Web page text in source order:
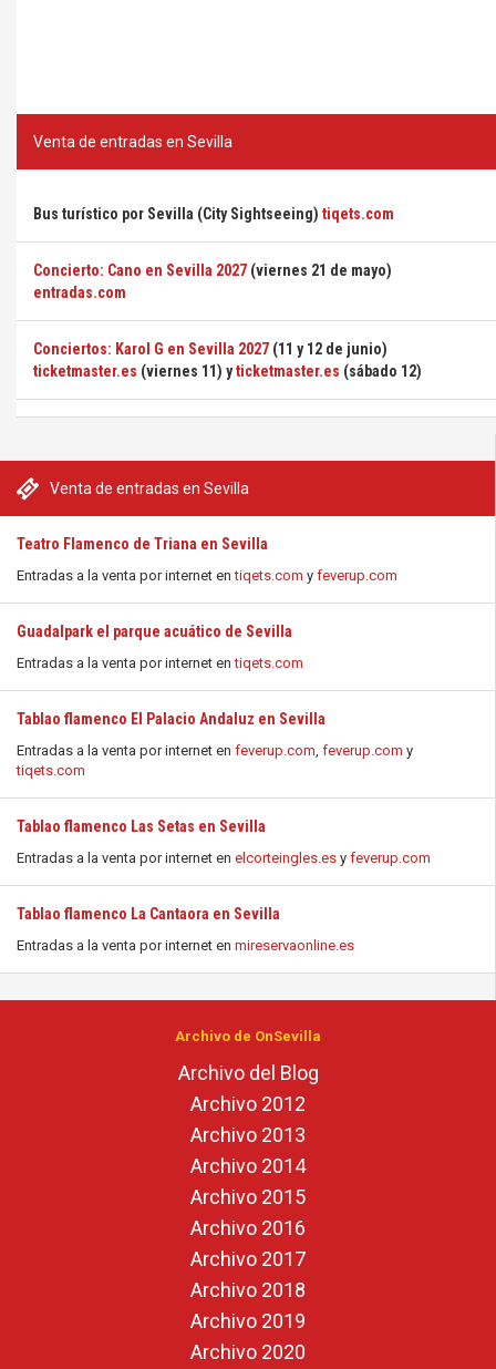
Venta de entradas en Sevilla
Teatro Flamenco de Triana en Sevilla
Entradas a la venta por internet entiqets.com y feverup.com
Guadalpark el parque acuático de Sevilla
Entradas a la venta por internet entiqets.com
Tablao flamenco El Palacio Andaluz en Sevilla
Entradas a la venta por internet en feverup.com, feverup.com y
tiqets.com
Tablao flamenco Las Setas en Sevilla
Entradas a la venta por internet en elcorteingles.es y feverup.com
Tablao flamenco La Cantaora en Sevilla
Entradas a la venta por internet en mireservaonline.es
Venta de entradas en Sevilla
Bus turístico por Sevilla (City Sightseeing) tiqets.com
Concierto: Cano en Sevilla 2027 (viernes 21 de mayo)
entradas.com
Conciertos: Karol G en Sevilla 2027 (11 y 12 de junio)
ticketmaster.es (viernes 11) yticketmaster.es (sábado 12)
Archivo de OnSevilla
Archivo del Blog
Archivo 2012
Archivo 2013
Archivo 2014
Archivo 2015
Archivo 2016
Archivo 2017
Archivo 2018
Archivo 2019
Archivo 2020